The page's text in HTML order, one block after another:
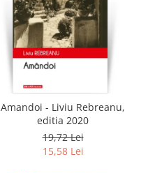
Amandoi - Liviu Rebreanu,
editia 2020
19,72 Lei
15,58 Lei